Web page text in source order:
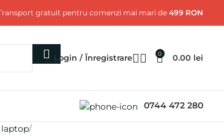
gratuit pentru comenzi mai mari de 499 RON
Login / Înregistrare 0 0.00 lei
0744 472 280
laptop